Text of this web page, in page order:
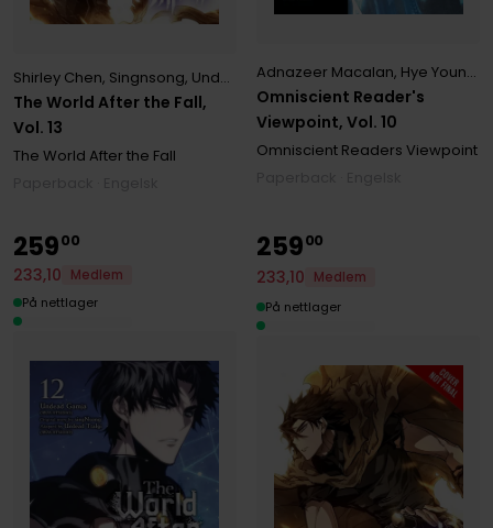
The World After the Fall,
Vol. 13
Shirley Chen, Singnsong, Undead Gamja(3B2S STUDIO) ,Undead
The World After the Fall
Omniscient Reader's
Viewpoint, Vol. 10
Adnazeer Macalan, Hye Young Im
Omniscient Readers Viewpoint
25900
233,10
Medlem
På nettlager
25900
233,10
Medlem
På nettlager